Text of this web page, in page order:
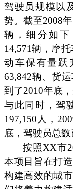
驾驶员规模以
势。截至2008
辆，细分如下
14,571辆，摩
动车保有量跃
63,842辆、货
到了2010年底
与此同时，驾
197,150人，
底，驾驶员总数
按照XX市
本项目旨在打
构建高效的城